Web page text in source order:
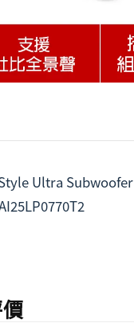
Ultra Subwoofer